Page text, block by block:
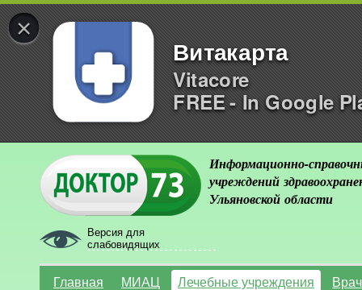
×
Витакарта
Vitacore
FREE - In Google
Версия для
слабовидящих
Информационно-
учреждений
Ульяновской области
Главная МИАЦ Лечебные учреждения